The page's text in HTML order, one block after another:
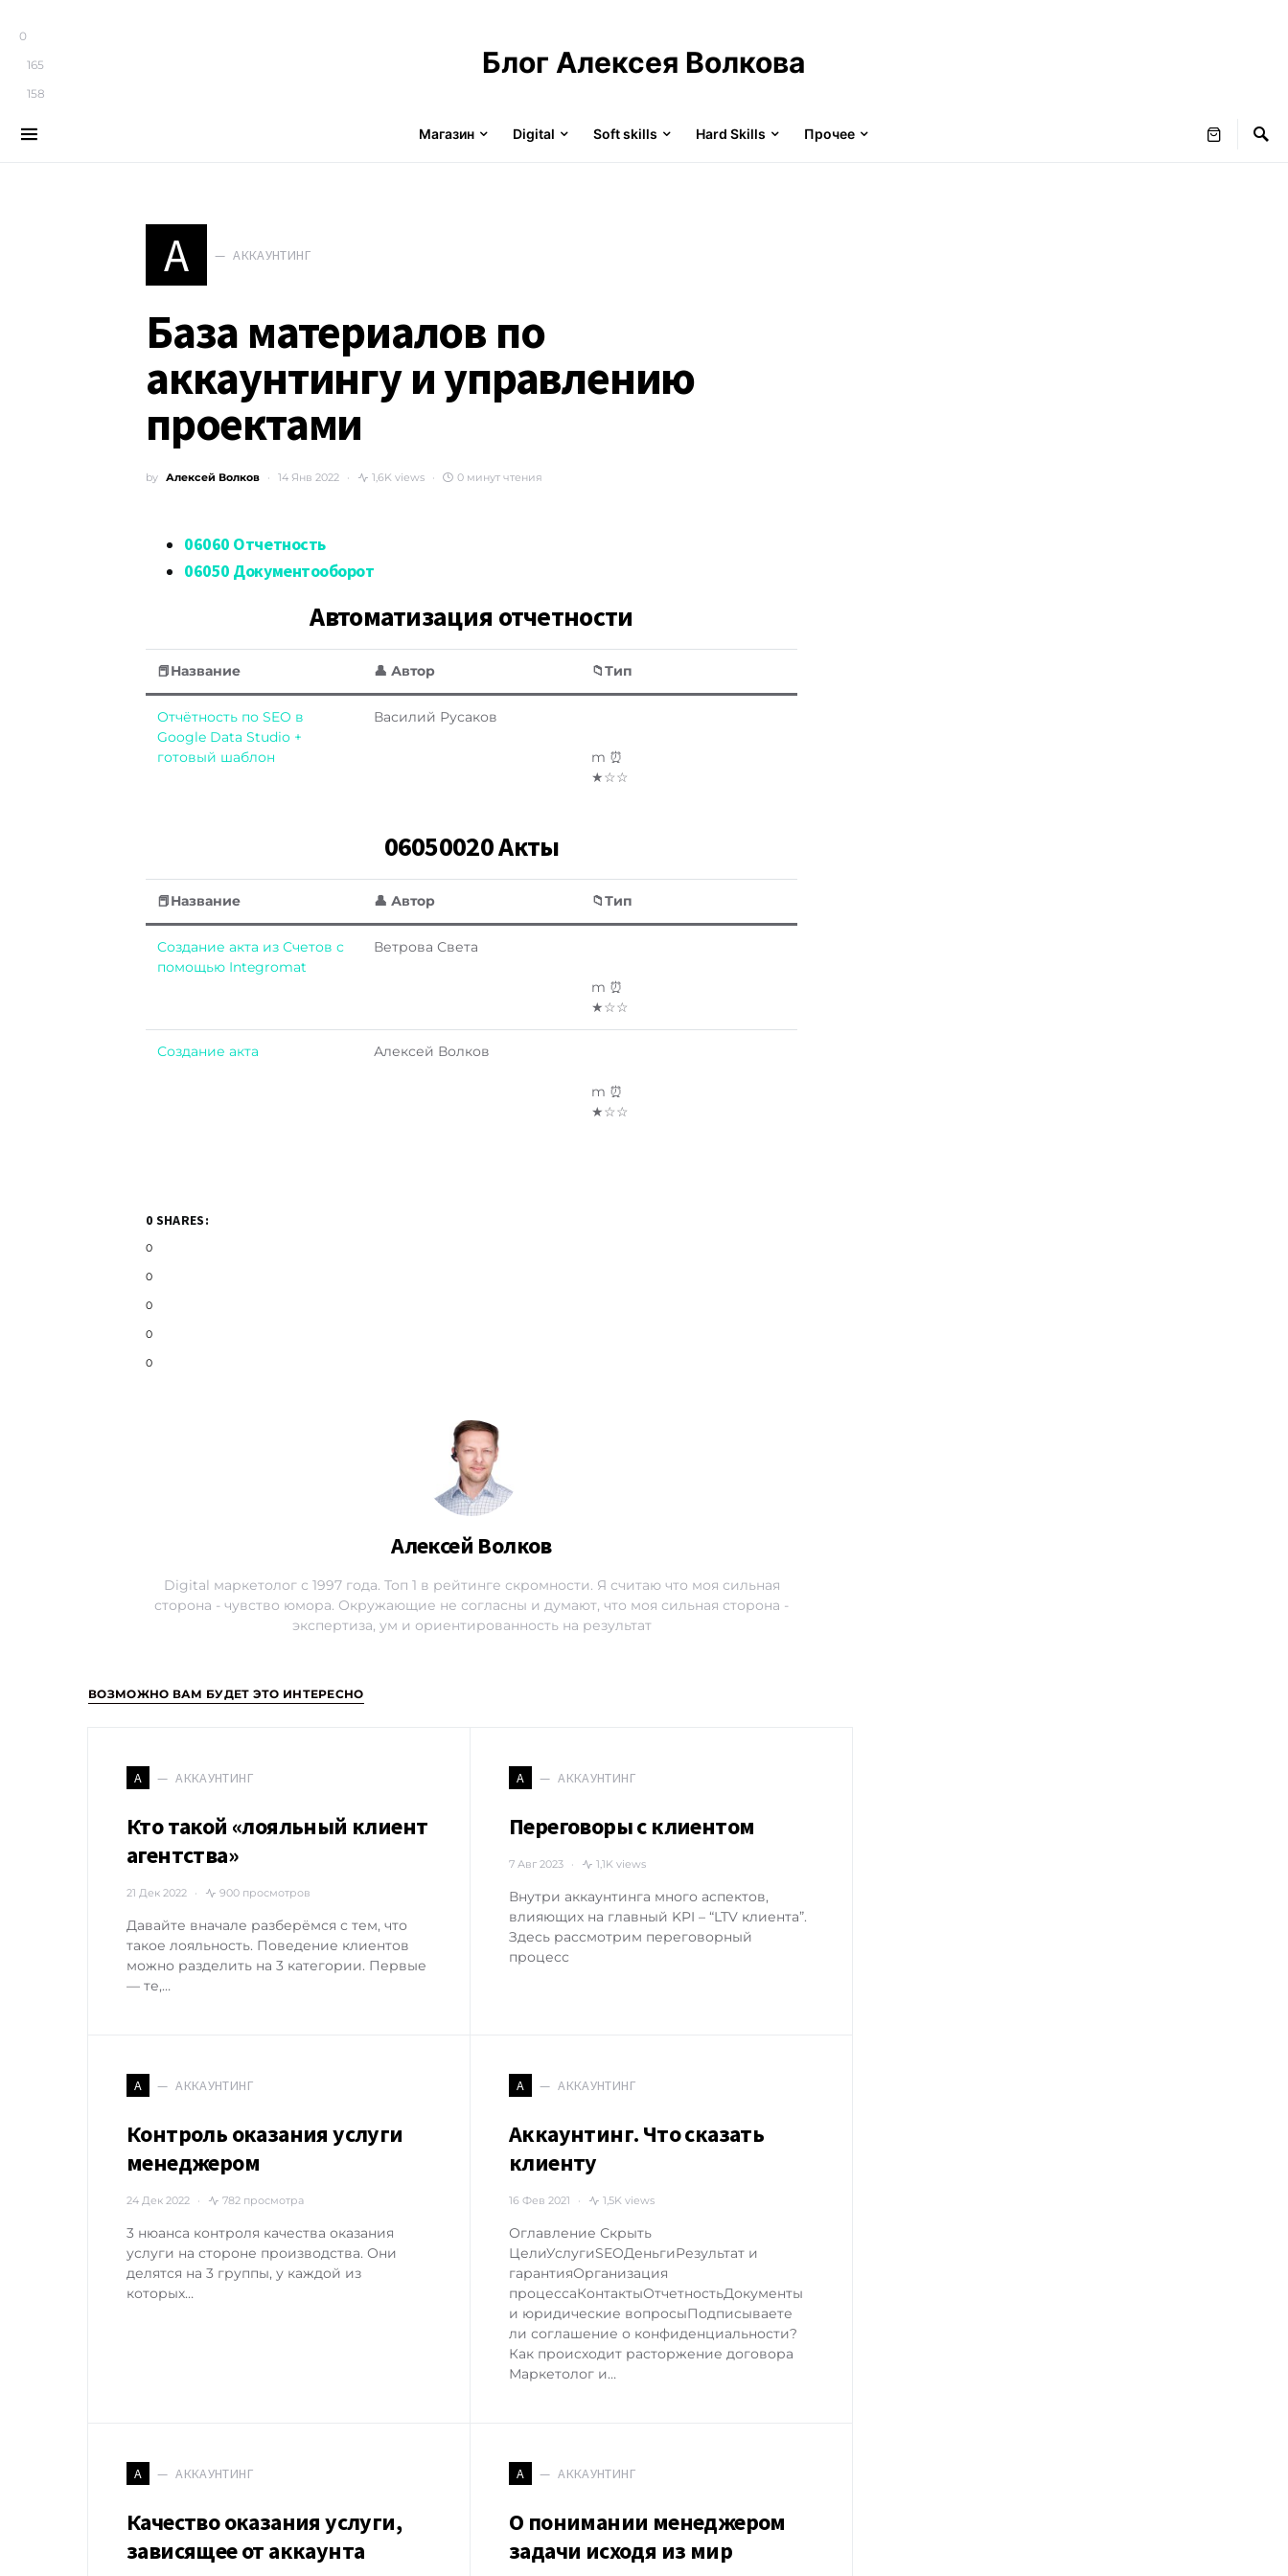
0
165
158
Блог Алексея Волкова
Магазин Digital Soft skills Hard Skills Прочее
А АККАУНТИНГ
База материалов по
аккаунтингу и управлению
проектами
by Алексей Волков 14 Янв 2022 1,6K views 0 минут чтения
06060 Отчетность
06050 Документооборот
Автоматизация отчетности
📕Название 👤 Автор 📁Тип
Отчётность по SEO в
Google Data Studio +
готовый шаблон
Василий Русаков
m ⏰
★☆☆
06050020 Акты
📕Название 👤 Автор 📁Тип
Cоздание акта из Счетов с
помощью Integromat
Ветрова Света
m ⏰
★☆☆
Создание акта Алексей Волков
m ⏰
★☆☆
0 SHARES:
0
0
0
0
0
Алексей Волков
Digital маркетолог с 1997 года. Топ 1 в рейтинге скромности. Я считаю что моя сильная
сторона - чувство юмора. Окружающие не согласны и думают, что моя сильная сторона -
экспертиза, ум и ориентированность на результат
ВОЗМОЖНО ВАМ БУДЕТ ЭТО ИНТЕРЕСНО
А АККАУНТИНГ
Кто такой «лояльный клиент
агентства»
21 Дек 2022 900 просмотров
Давайте вначале разберёмся с тем, что
такое лояльность. Поведение клиентов
можно разделить на 3 категории. Первые
— те,…
А АККАУНТИНГ
Переговоры с клиентом
7 Авг 2023 1,1K views
Внутри аккаунтинга много аспектов,
влияющих на главный KPI – “LTV клиента”.
Здесь рассмотрим переговорный
процесс
А АККАУНТИНГ
Контроль оказания услуги
менеджером
24 Дек 2022 782 просмотра
3 нюанса контроля качества оказания
услуги на стороне производства. Они
делятся на 3 группы, у каждой из
которых…
А АККАУНТИНГ
Аккаунтинг. Что сказать
клиенту
16 Фев 2021 1,5K views
Оглавление Скрыть
ЦелиУслугиSEOДеньгиРезультат и
гарантияОрганизация
процессаКонтактыОтчетностьДокументы
и юридические вопросыПодписываете
ли соглашение о конфиденциальности?
Как происходит расторжение договора
Маркетолог и…
А АККАУНТИНГ
Качество оказания услуги,
зависящее от аккаунта
А АККАУНТИНГ
О понимании менеджером
задачи исходя из мир